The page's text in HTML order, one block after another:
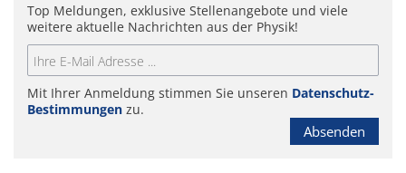
Top Meldungen, exklusive Stellenangebote und viele
weitere aktuelle Nachrichten aus der Physik!
Mit Ihrer Anmeldung stimmen Sie unseren Datenschutz-
Bestimmungen zu.
Absenden